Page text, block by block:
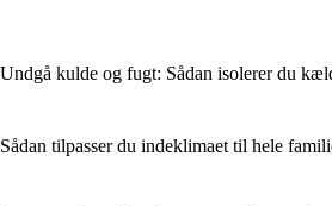
Undgå kulde og fugt: Sådan isolerer du
Sådan tilpasser du indeklimaet til hele